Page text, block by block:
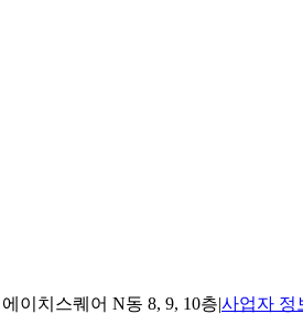
이치스퀘어 N동 8, 9, 10층|사업자 정